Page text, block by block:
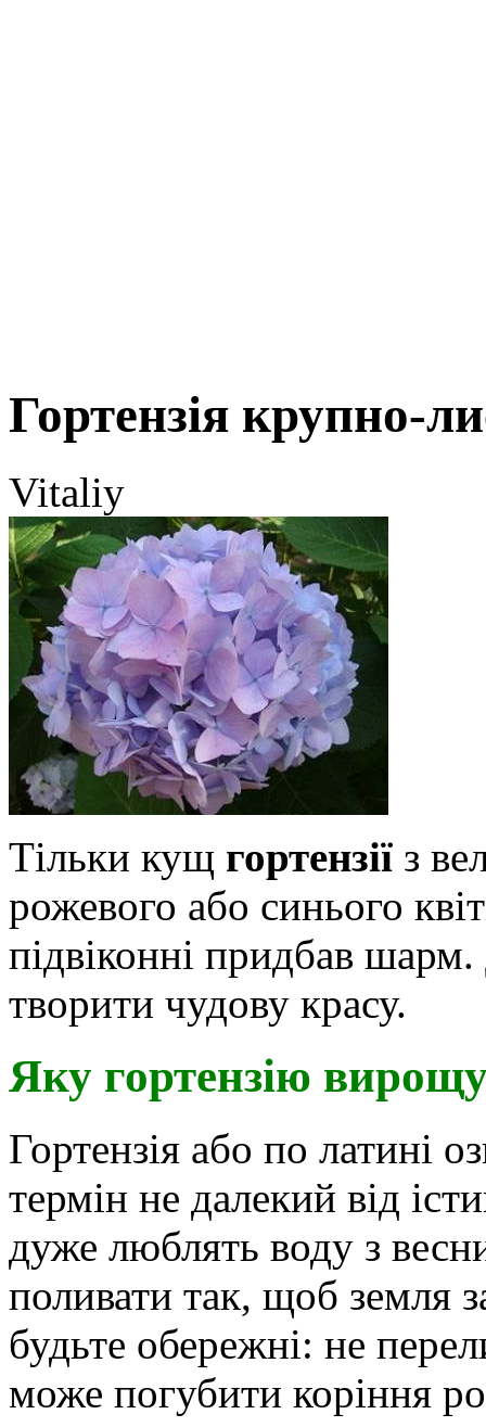
Гортензія крупно-
Vitaliy
Тільки кущ гортензії з
рожевого або синього
підвіконні придбав
творити чудову красу.
Яку гортензію
Гортензія або по латині
термін не далекий від
дуже люблять воду з
поливати так, щоб земля
будьте обережні: не
може погубити коріння